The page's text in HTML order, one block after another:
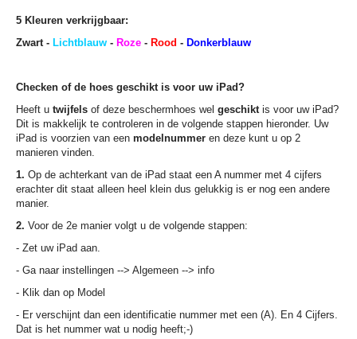
5 Kleuren verkrijgbaar:
Zwart - Lichtblauw - Roze - Rood - Donkerblauw
Checken of de hoes geschikt is voor uw iPad?
Heeft u twijfels of deze beschermhoes wel geschiktis voor uw iPad?
Dit is makkelijk te controleren in de volgende stappen hieronder. Uw
iPad is voorzien van een modelnummer en deze kunt u op 2
manieren vinden.
1. Op de achterkant van de iPad staat een A nummer met 4 cijfers
erachter dit staat alleen heel klein dus gelukkig is er nog een andere
manier.
2. Voor de 2e manier volgt u de volgende stappen:
- Zet uw iPad aan.
- Ga naar instellingen --> Algemeen --> info
- Klik dan op Model
- Er verschijnt dan een identificatie nummer met een (A). En 4 Cijfers.
Dat is het nummer wat u nodig heeft;-)